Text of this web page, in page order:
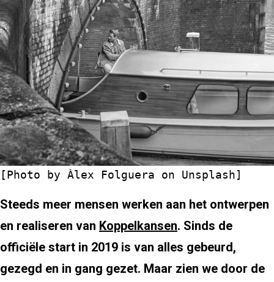
[Photo by Àlex Folguera on Unsplash ]
Steeds meer mensen werken aan het ontwerpen
en realiseren van Koppelkansen. Sinds de
officiële start in 2019 is van alles gebeurd,
gezegd en in gang gezet. Maar zien we door de